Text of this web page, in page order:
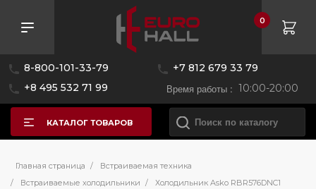
8-800-101-33-79
+7 812 679 33 79
+8 495 532 71 99
Время работы : 10:00-20:00
0
КАТАЛОГ ТОВАРОВ
Главная страница /
Встраиваемая техника
/
Встраиваемые холодильники / Холодильник Asko RBR576DNC1